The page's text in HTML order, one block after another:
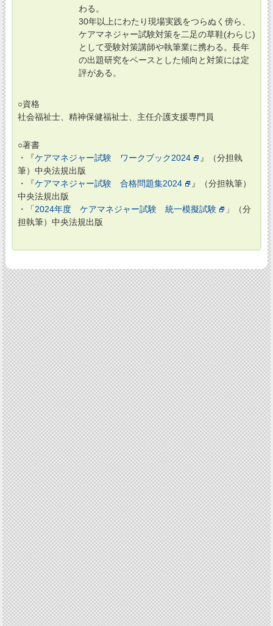
わる。
30年以上にわたり現場実践をつらぬく傍ら、
ケアマネジャー試験対策を二足の草鞋(わらじ)
として受験対策講師や執筆業に携わる。長年
の出題研究をベースとした傾向と対策には定
評がある。
○資格
社会福祉士、精神保健福祉士、主任介護支援専門員
○著書
・『ケアマネジャー試験 ワークブック2024
』（分担執
筆）中央法規出版
・『ケアマネジャー試験 合格問題集2024
』（分担執筆）
中央法規出版
・「2024年度 ケアマネジャー試験 統一模擬試験
」（分
担執筆）中央法規出版